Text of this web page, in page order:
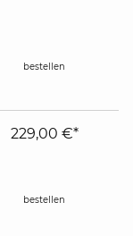
bestellen
229,00 €*
bestellen